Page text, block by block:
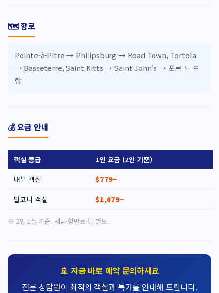
🗺️ 항로
Pointe-à-Pitre → Philipsburg → Road Town, Tortola
→ Basseterre, Saint Kitts → Saint John's → 포르 드 프
랑
💰 요금 안내
객실 등급
1인 요금 (2인 기준)
내부 객실
$779~
발코니 객실 $1,079~
※ 2인 1실 기준. 세금·항만료·팁 별도.
🚢 지금 바로 예약 문의하세요
전문 상담원이 최적의 객실과 특가를 안내해 드립니다.